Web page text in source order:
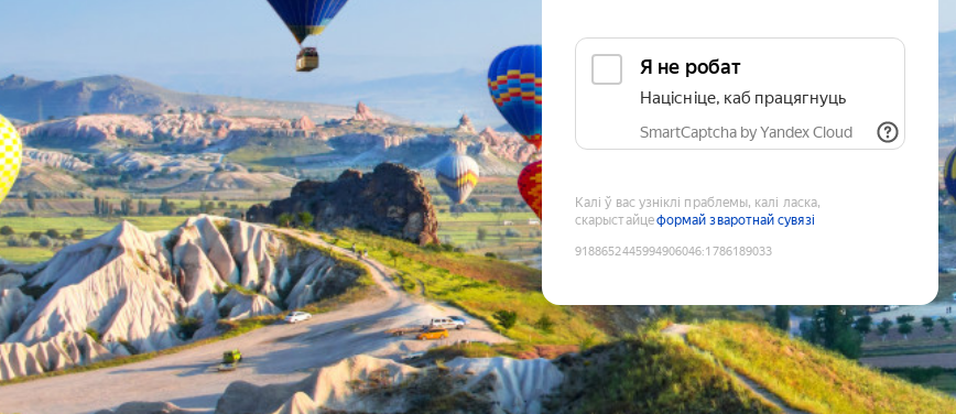
Я не робат
Націсніце, каб працягнуць
SmartCaptcha by Yandex Cloud
Калі ў вас узніклі праблемы, калі ласка,
скарыстайцеформай зваротнай сувязі
9188652445994906046:1786189033